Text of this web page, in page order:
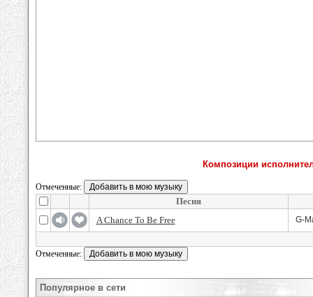
Композиции
Отмеченные:
Песня
A Chance To Be Free
G-
Отмеченные:
Популярное в сети